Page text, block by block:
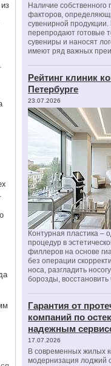
.
Наличие собственного
факторов,
сувенирной
перепродают готовые
сувениры и наносят
имеют ряд важных
Рейтинг клиник
Петербурге
23.07.2026
Контурная пластика –
процедур в
филлеров на основе
без операции
носа, разгладить
борозды, восстановить
Гарантия от
компаний по
надежным
17.07.2026
В современных жилых
модернизация лоджий